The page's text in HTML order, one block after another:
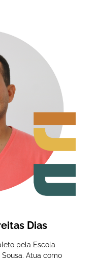
Dias
pela Escola
Atua como